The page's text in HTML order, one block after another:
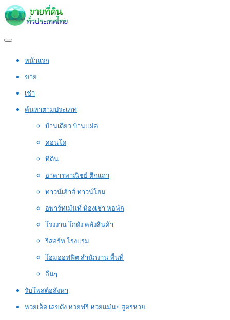
หน้าแรก
ขาย
เช่า
ค้นหาตามประเภท
บ้านเดี่ยว บ้านแฝด
คอนโด
ที่ดิน
อาคารพาณิชย์ ตึกแถว
ทาวน์เฮ้าส์ ทาวน์โฮม
อพาร์ทเม้นท์ ห้องเช่า หอพัก
โรงงาน โกดัง คลังสินค้า
รีสอร์ท โรงแรม
โฮมออฟฟิต สำนักงาน พื้นที่
อื่นๆ
รับโพสต์อสังหา
หวยเด็ด เลขดัง หวยฟรี หวยแม่นๆ สูตรหวย